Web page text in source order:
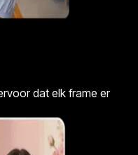
dat elk frame er